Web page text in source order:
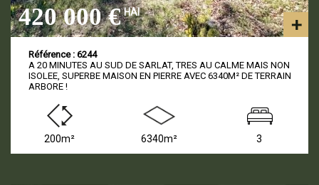
420 000 € HAI
Référence : 6244
A 20 MINUTES AU SUD DE SARLAT, TRES AU CALME MAIS NON
ISOLEE, SUPERBE MAISON EN PIERRE AVEC 6340M² DE TERRAIN
ARBORE !
200m² 6340m² 3